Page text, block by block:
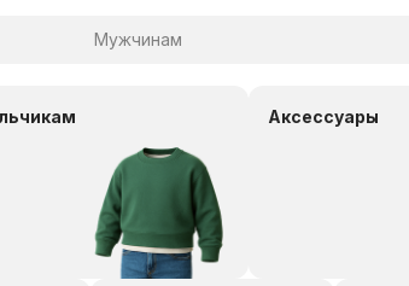
Мужчинам
Аксессуары